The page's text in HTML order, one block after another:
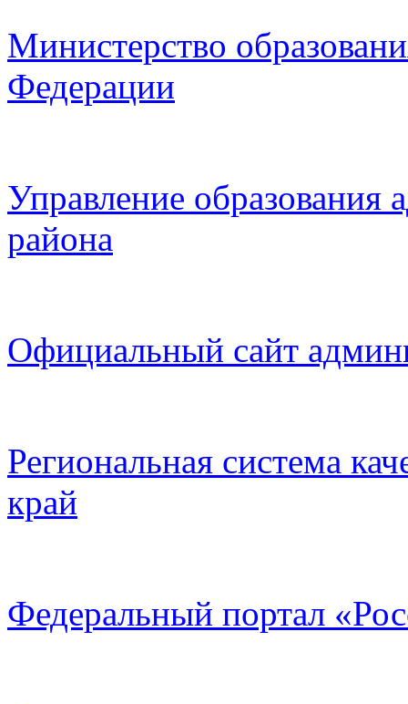
Министерство
Федерации
Управление образования
района
Официальный сайт
Региональная система
край
Федеральный портал